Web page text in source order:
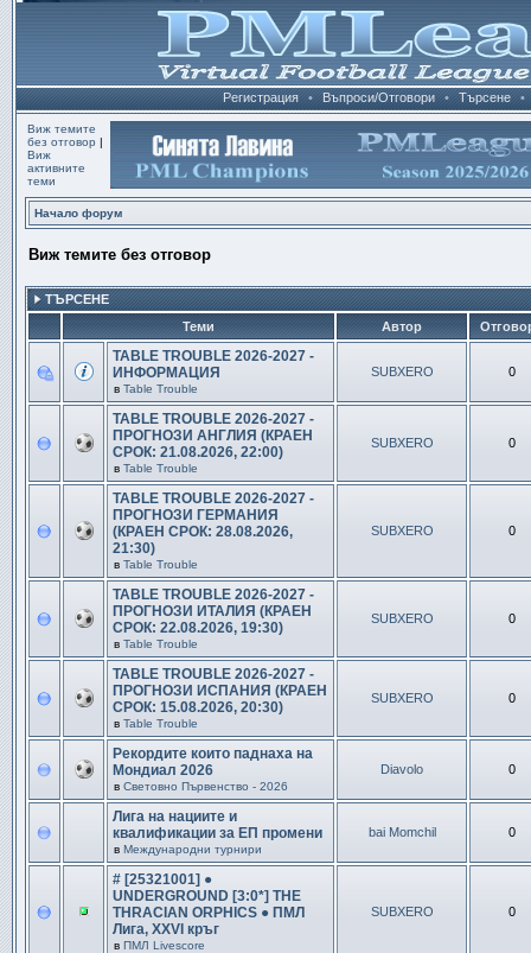
Регистрация • Въпроси/Отговори • Търсене •
Виж темите
без отговор |
Виж
активните
теми
Начало форум
Виж темите без отговор
ТЪРСЕНЕ
Теми
Автор
TABLE TROUBLE 2026-2027 -
ИНФОРМАЦИЯ
в Table Trouble
SUBXERO 0
TABLE TROUBLE 2026-2027 -
ПРОГНОЗИ АНГЛИЯ (КРАЕН
СРОК: 21.08.2026, 22:00)
в Table Trouble
SUBXERO 0
TABLE TROUBLE 2026-2027 -
ПРОГНОЗИ ГЕРМАНИЯ
(КРАЕН СРОК: 28.08.2026,
21:30)
в Table Trouble
SUBXERO 0
TABLE TROUBLE 2026-2027 -
ПРОГНОЗИ ИТАЛИЯ (КРАЕН
СРОК: 22.08.2026, 19:30)
в Table Trouble
SUBXERO 0
TABLE TROUBLE 2026-2027 -
ПРОГНОЗИ ИСПАНИЯ (КРАЕН
СРОК: 15.08.2026, 20:30)
в Table Trouble
SUBXERO 0
Рекордите които паднаха на
Мондиал 2026
в Световно Първенство - 2026
Diavolo 0
Лига на нациите и
квалификации за ЕП промени
в Международни турнири
bai Momchil 0
# [25321001] ●
UNDERGROUND [3:0*] THE
THRACIAN ORPHICS ● ПМЛ
Лига, XXVI кръг
в ПМЛ Livescore
SUBXERO 0